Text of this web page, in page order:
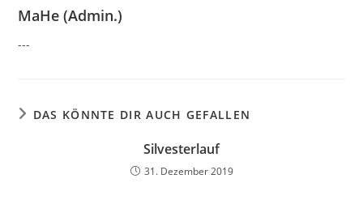
MaHe (Admin.)
---
DAS KÖNNTE DIR AUCH GEFALLEN
Silvesterlauf
31. Dezember 2019